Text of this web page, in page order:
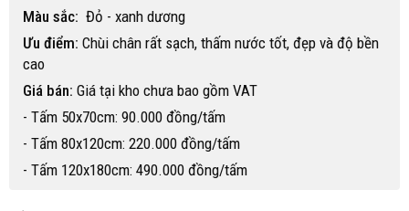
Màu sắc: Đỏ - xanh dương
Ưu điểm: Chùi chân rất sạch, thấm nước tốt, đẹp và độ bền
cao
Giá bán: Giá tại kho chưa bao gồm VAT
- Tấm 50x70cm: 90.000 đồng/tấm
- Tấm 80x120cm: 220.000 đồng/tấm
- Tấm 120x180cm: 490.000 đồng/tấm